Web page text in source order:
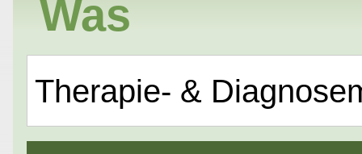
Was
Therapie- &